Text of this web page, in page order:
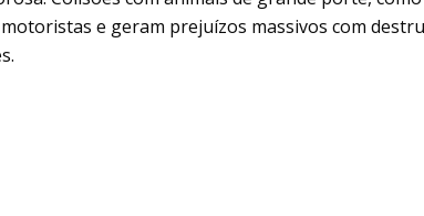
e geram prejuízos massivos com